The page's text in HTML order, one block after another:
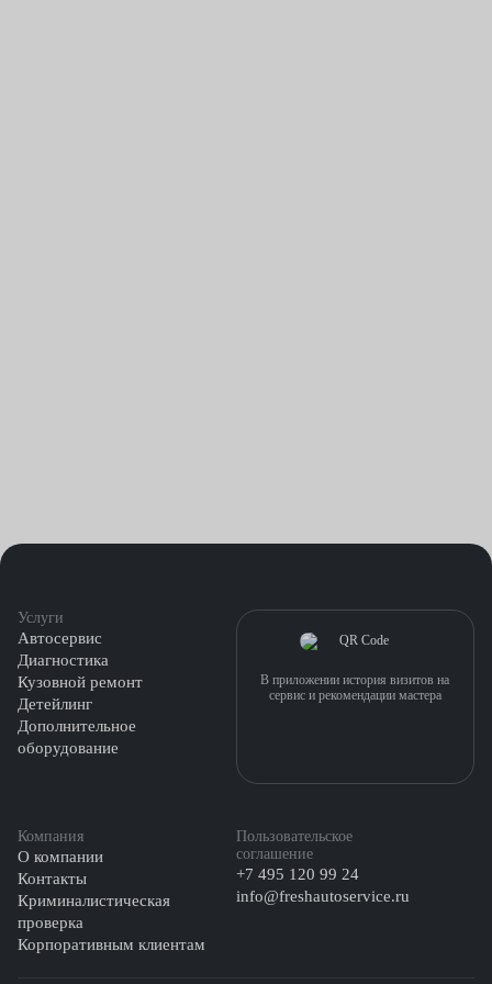
Услуги
Автосервис
Диагностика
Кузовной ремонт
Детейлинг
Дополнительное
оборудование
Компания
О компании
Контакты
Криминалистическая
проверка
Корпоративным клиентам
Пользовательское
соглашение
+7 495 120 99 24
info@freshautoservice.ru
В приложении история визитов на
сервис и рекомендации мастера